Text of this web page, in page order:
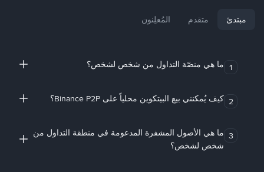
مبتدئ متقدم المُعلِنون
1 ما هي منصّة التداول من شخص لشخص؟
2 كيف يُمكنني بيع البيتكوين محلياً على Binance P2P؟
3 ما هي الأصول المشفرة المدعومة في منطقة التداول من
شخص لشخص؟